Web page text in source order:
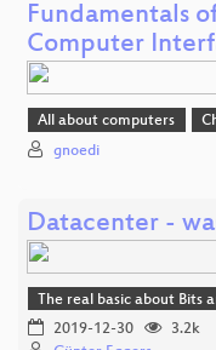
Fundamentals
Computer
All about computers
gnoedi
Datacenter -
The real basic about Bits
2019-12-30
3.2k